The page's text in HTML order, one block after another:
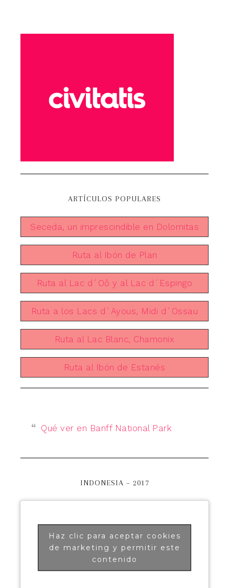
ARTÍCULOS POPULARES
Seceda, un imprescindible en Dolomitas
Ruta al Ibón de Plan
Ruta al Lac d´Oô y al Lac d´Espingo
Ruta a los Lacs d´Ayous, Midi d´Ossau
Ruta al Lac Blanc, Chamonix
Ruta al Ibón de Estanés
Qué ver en Banff National Park
INDONESIA – 2017
Haz clic para aceptar cookies
de marketing y permitir este
contenido